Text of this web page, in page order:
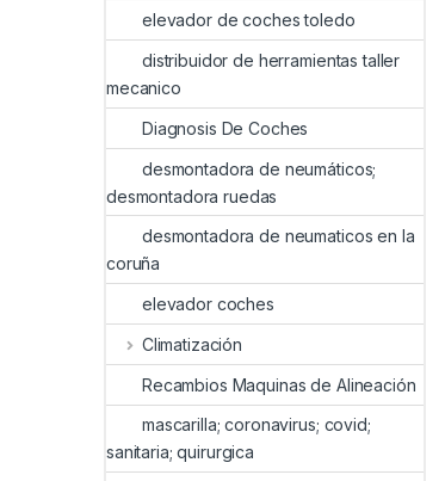
elevador de coches toledo
distribuidor de herramientas taller
mecanico
Diagnosis De Coches
desmontadora de neumáticos;
desmontadora ruedas
desmontadora de neumaticos en la
coruña
elevador coches
Climatización
Recambios Maquinas de Alineación
mascarilla; coronavirus; covid;
sanitaria; quirurgica